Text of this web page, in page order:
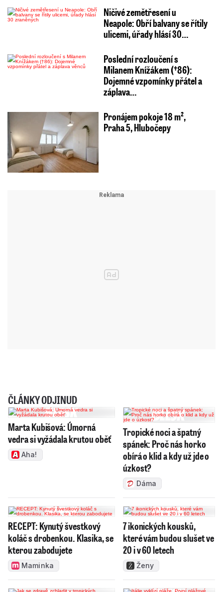
Ničivé zemětřesení u
Neapole: Obří balvany se řítily
ulicemi, úřady hlásí 30…
Poslední rozloučení s
Milanem Knížákem (†86):
Dojemné vzpomínky přátel a
záplava…
Pronájem pokoje 18 m²,
Praha 5, Hlubočepy
ČLÁNKY ODJINUD
Marta Kubišová: Úmorná
vedra si vyžádala krutou oběť
Aha!
Tropické noci a špatný
spánek: Proč nás horko
obírá o klid a kdy už jde o
úzkost?
Dáma
RECEPT: Kynutý švestkový
koláč s drobenkou. Klasika, se
kterou zabodujete
Maminka
7 ikonických kousků,
které vám budou slušet ve
20 i v 60 letech
Ženy